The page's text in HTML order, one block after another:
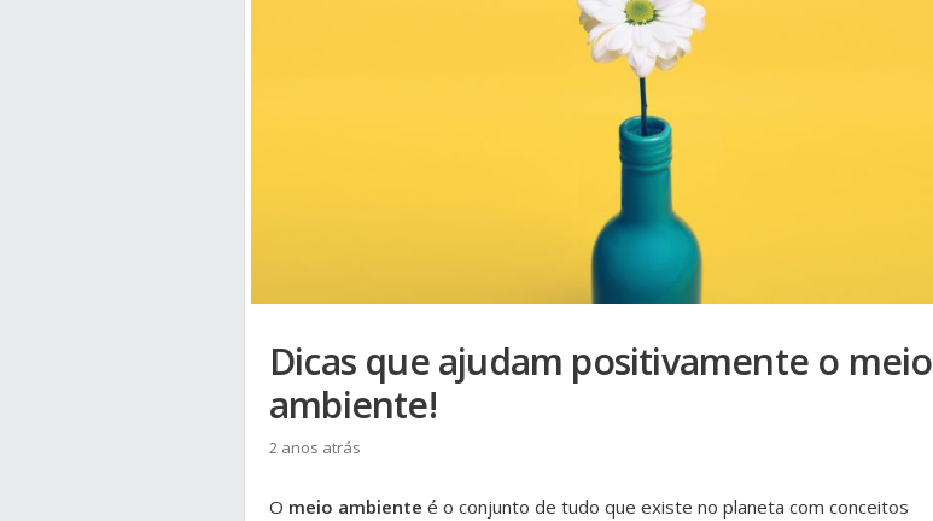
Dicas que ajudam positivamente o meio
ambiente!
2 anos atrás
O meio ambiente é o conjunto de tudo que existe no planeta com conceitos